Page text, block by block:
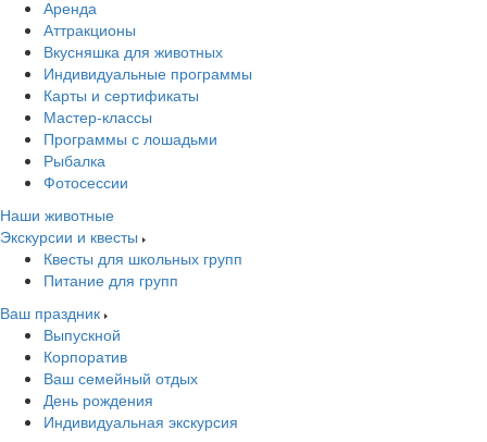
Аренда
Аттракционы
Вкусняшка для животных
Индивидуальные программы
Карты и сертификаты
Мастер-классы
Программы с лошадьми
Рыбалка
Фотосессии
Наши животные
Экскурсии и квесты
Квесты для школьных групп
Питание для групп
Ваш праздник
Выпускной
Корпоратив
Ваш семейный отдых
День рождения
Индивидуальная экскурсия